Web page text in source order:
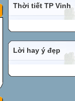
Thời tiết TP Vinh
Lời hay ý đẹp